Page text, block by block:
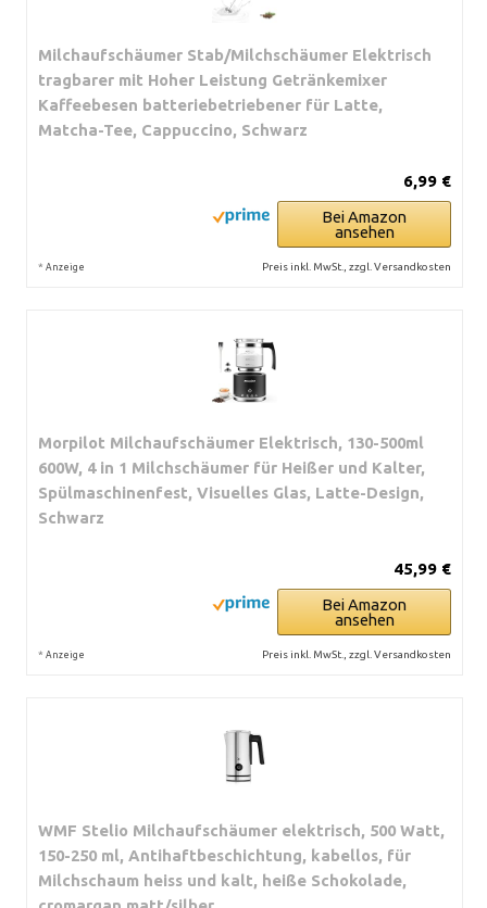
Milchaufschäumer Stab/Milchschäumer Elektrisch
tragbarer mit Hoher Leistung Getränkemixer
Kaffeebesen batteriebetriebener für Latte,
Matcha-Tee, Cappuccino, Schwarz
6,99 €
Bei Amazon
ansehen
* Anzeige Preis inkl. MwSt., zzgl. Versandkosten
Morpilot Milchaufschäumer Elektrisch, 130-500ml
600W, 4 in 1 Milchschäumer für Heißer und Kalter,
Spülmaschinenfest, Visuelles Glas, Latte-Design,
Schwarz
45,99 €
Bei Amazon
ansehen
* Anzeige Preis inkl. MwSt., zzgl. Versandkosten
WMF Stelio Milchaufschäumer elektrisch, 500 Watt,
150-250 ml, Antihaftbeschichtung, kabellos, für
Milchschaum heiss und kalt, heiße Schokolade,